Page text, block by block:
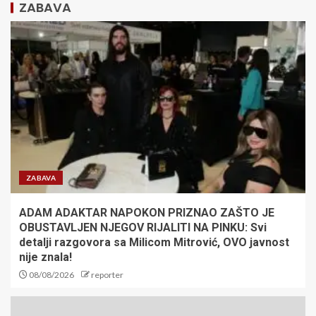
2
POLUFINALE SVETSKOG
PRVENSTVA! Mladi vaterpolisti
protiv Hrvatske u Zagrebu za
plasman u finale!
3
JOKIĆ DOBIO NOVE LOŠE VESTI:
Srbin neće biti zadovoljan –
Denver mora hitno da reaguje
4
PONOĆNA BOMBA IZ PREMIJER
LIGE! Liverpul doveo dobro
poznato lice iz Barselone!
ZABAVA
ZABAVA
ADAM ADAKTAR NAPOKON PRIZNAO ZAŠTO JE
OBUSTAVLJEN NJEGOV RIJALITI NA PINKU: Svi
detalji razgovora sa Milicom Mitrović, OVO javnost
nije znala!
08/08/2026 reporter